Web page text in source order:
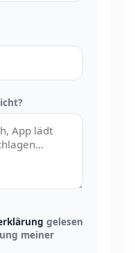
gelesen
meiner